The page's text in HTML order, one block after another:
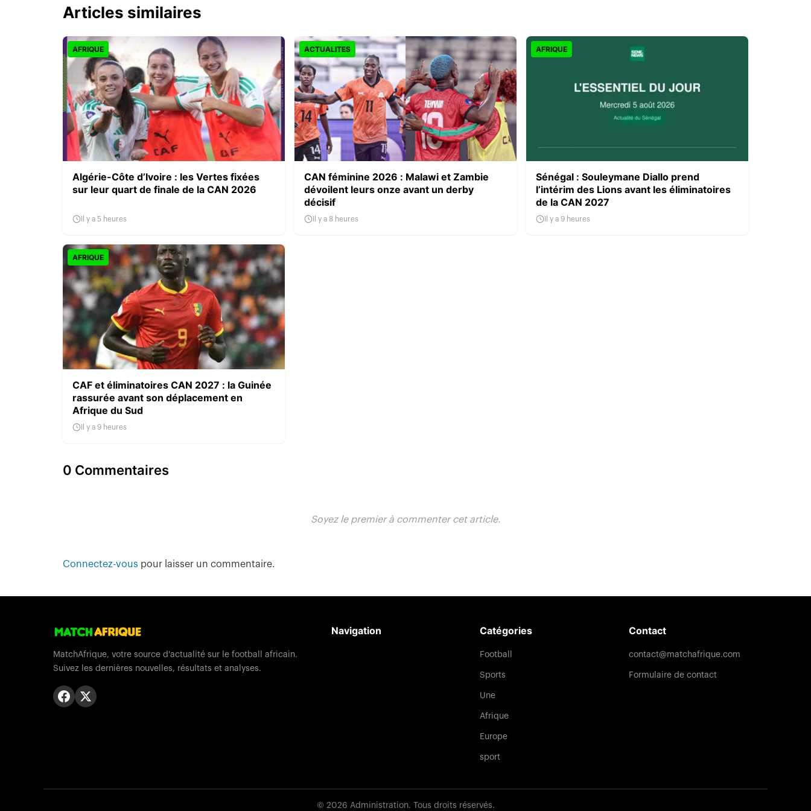
Articles similaires
AFRIQUE
Algérie-Côte d’Ivoire : les Vertes fixées
sur leur quart de finale de la CAN 2026
Il y a 5 heures
ACTUALITES
CAN féminine 2026 : Malawi et Zambie
dévoilent leurs onze avant un derby
décisif
Il y a 8 heures
AFRIQUE
Sénégal : Souleymane Diallo prend
l’intérim des Lions avant les éliminatoires
de la CAN 2027
Il y a 9 heures
AFRIQUE
CAF et éliminatoires CAN 2027 : la Guinée
rassurée avant son déplacement en
Afrique du Sud
Il y a 9 heures
0 Commentaires
Soyez le premier à commenter cet article.
Connectez-vous pour laisser un commentaire.
MatchAfrique, votre source d'actualité sur le football africain.
Suivez les dernières nouvelles, résultats et analyses.
Navigation Catégories
Football
Sports
Une
Afrique
Europe
sport
Contact
contact@matchafrique.com
Formulaire de contact
© 2026 Administration. Tous droits réservés.